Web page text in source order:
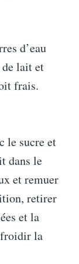
d’eau
lait et
frais.
le sucre et
dans le
et remuer
retirer
et la
la